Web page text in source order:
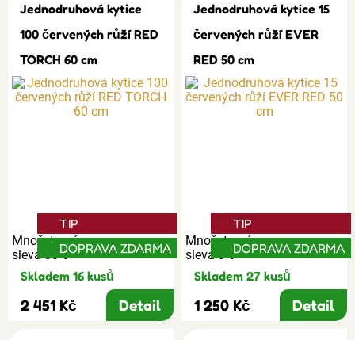
Jednodruhová kytice
100 červených růží RED
TORCH 60 cm
Množstevní
sleva 30%
TIP
DOPRAVA ZDARMA
Skladem 16 kusů
2 451 Kč Detail
Jednodruhová kytice 15
červených růží EVER
RED 50 cm
Množstevní
sleva 3%
TIP
DOPRAVA ZDARMA
Skladem 27 kusů
1 250 Kč Detail